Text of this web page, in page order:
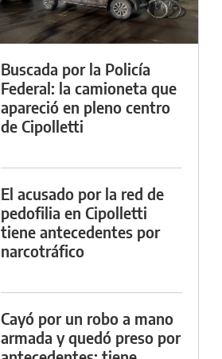
Buscada por la Policía
Federal: la camioneta que
apareció en pleno centro
de Cipolletti
El acusado por la red de
pedofilia en Cipolletti
tiene antecedentes por
narcotráfico
Cayó por un robo a mano
armada y quedó preso por